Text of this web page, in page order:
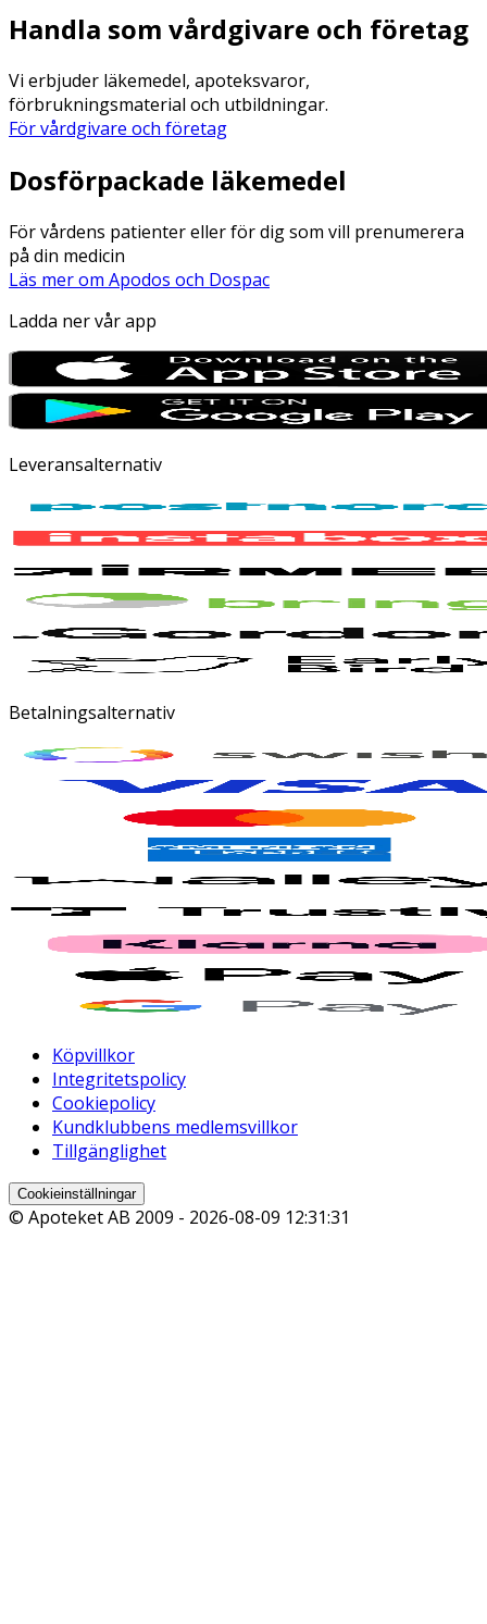
Handla som vårdgivare och företag
Vi erbjuder läkemedel, apoteksvaror,
förbrukningsmaterial och utbildningar.
För vårdgivare och företag
Dosförpackade läkemedel
För vårdens patienter eller för dig som vill prenumerera
på din medicin
Läs mer om Apodos och Dospac
Ladda ner vår app
Leveransalternativ
Betalningsalternativ
Köpvillkor
Integritetspolicy
Cookiepolicy
Kundklubbens medlemsvillkor
Tillgänglighet
Cookieinställningar
© Apoteket AB 2009 - 2026-08-09 12:31:31